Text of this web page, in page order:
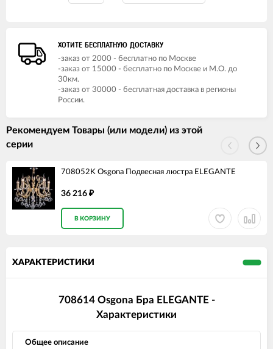
ХОТИТЕ БЕСПЛАТНУЮ ДОСТАВКУ
-заказ от 2000 - бесплатно по Москве
-заказ от 15000 - бесплатно по Москве и М.О. до
30км.
-заказ от 30000 - бесплатная доставка в регионы
России.
Рекомендуем Товары (или модели) из этой
серии
708052K Osgona Подвесная люстра ELEGANTE
36 216 ₽
В КОРЗИНУ
ХАРАКТЕРИСТИКИ
708614 Osgona Бра ELEGANTE -
Характеристики
Общее описание